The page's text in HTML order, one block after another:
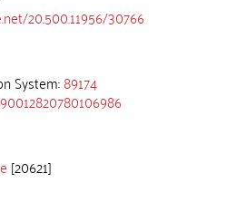
20.500.11956/30766
System:89174
[20621]